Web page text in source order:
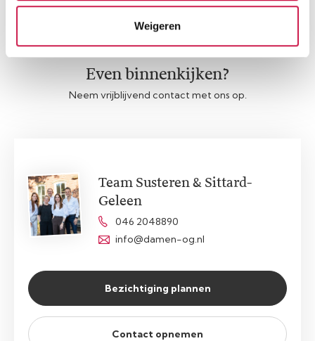
Weigeren
Even binnenkijken?
Neem vrijblijvend contact met ons op.
Team Susteren & Sittard-
Geleen
046 2048890
info@damen-og.nl
Bezichtiging plannen
Contact opnemen